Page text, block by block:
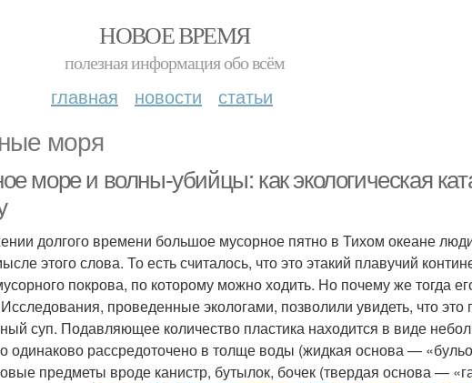
НОВОЕ ВРЕМЯ
полезная информация обо всём
главная новости статьи
моря
море и волны-убийцы: как экологическая
долгого времени большое мусорное пятно в Тихом океане
этого слова. То есть считалось, что это этакий плавучий
покрова, по которому можно ходить. Но почему же тогда
проведенные экологами, позволили увидеть, что это
суп. Подавляющее количество пластика находится в виде
одинаково рассредоточено в толще воды (жидкая основа —
предметы вроде канистр, бутылок, бочек (твердая основа —